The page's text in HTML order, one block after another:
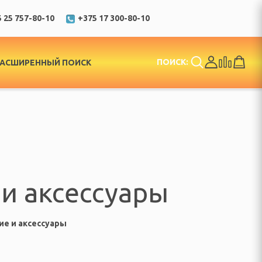
25 757-80-10 +375 17 300-80-10
ПОИСК ПОИСК:
аксессуары
и аксессуары